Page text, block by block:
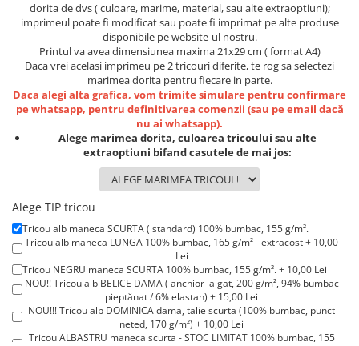
Seturi cadou pentru copii KID's Collection
Lenjerii de pat pentru copii
Cadouri Cuplu
Fashion
Pijamale de CRACIUN
Pijamale de dama
Pijamale de barbati
WINTER Collection
Halate si pijamale Family
Incaltaminte
Seturi elegante femei
Umbrele
Pijamale de copii
dorita de dvs ( culoare, marime, material, sau alte extraoptiuni);
imprimeul poate fi modificat sau poate fi imprimat pe alte produse
disponibile pe website-ul nostru.
Printul va avea dimensiunea maxima 21x29 cm ( format A4)
Daca vrei acelasi imprimeu pe 2 tricouri diferite, te rog sa selectezi
marimea dorita pentru fiecare in parte.
Daca alegi alta grafica, vom trimite simulare pentru confirmare
pe whatsapp, pentru definitivarea comenzii (sau pe email dacă
nu ai whatsapp).
Alege marimea dorita, culoarea tricoului sau alte
extraoptiuni bifand casutele de mai jos:
Alege TIP tricou
Tricou alb maneca SCURTA ( standard) 100% bumbac, 155 g/m².
Tricou alb maneca LUNGA 100% bumbac, 165 g/m² - extracost + 10,00
Lei
Tricou NEGRU maneca SCURTA 100% bumbac, 155 g/m². + 10,00 Lei
NOU!! Tricou alb BELICE DAMA ( anchior la gat, 200 g/m², 94% bumbac
pieptănat / 6% elastan) + 15,00 Lei
NOU!!! Tricou alb DOMINICA dama, talie scurta (100% bumbac, punct
neted, 170 g/m²) + 10,00 Lei
Tricou ALBASTRU maneca scurta - STOC LIMITAT 100% bumbac, 155